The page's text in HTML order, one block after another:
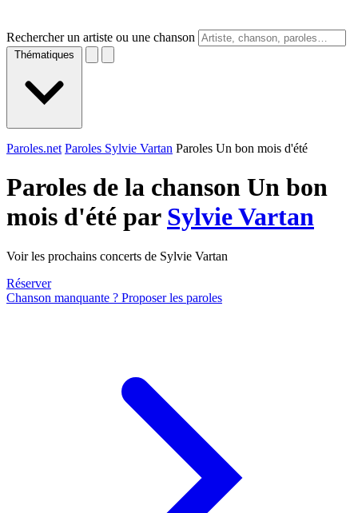
Rechercher un artiste ou une chanson
Thématiques
Paroles.net Paroles Sylvie Vartan Paroles Un bon mois d'été
Paroles de la chanson Un bon
mois d'été par Sylvie Vartan
Voir les prochains concerts de Sylvie Vartan
Réserver
Chanson manquante ? Proposer les paroles